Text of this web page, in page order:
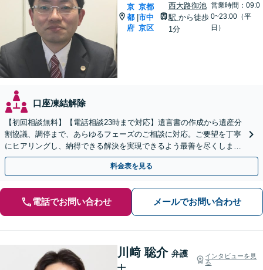
京
都
府
|
京都
市中
京区
西大路御池
駅 から徒歩
1分
営業時間：09:0
0~23:00（平
日）
口座凍結解除
【初回相談無料】【電話相談23時まで対応】遺言書の作成から遺産分
割協議、調停まで、あらゆるフェーズのご相談に対応。ご要望を丁寧
にヒアリングし、納得できる解決を実現できるよう最善を尽くします
【夜間・休日対応可】【西大路御池駅徒歩1分】
料金表を見る
電話でお問い合わせ メールでお問い合わせ
川﨑 聡介 弁護
士
インタビューを見
る